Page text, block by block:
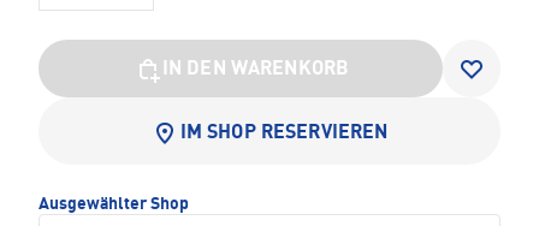
IN DEN WARENKORB
IM SHOP RESERVIEREN
Ausgewählter Shop